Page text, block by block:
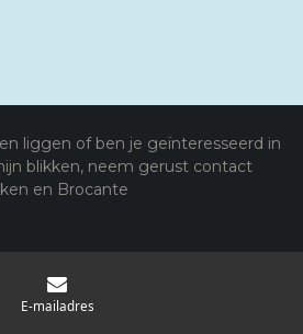
liggen of ben je geïnteresseerd in
blikken, neem gerust contact
en Brocante
E-mailadres